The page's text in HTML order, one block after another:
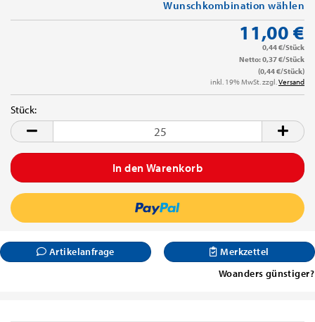
Wunschkombination wählen
11,00 €
0,44 €/Stück
Netto: 0,37 €/Stück
(0,44 €/Stück)
inkl. 19% MwSt. zzgl.Versand
Stück:
Stück
Artikelanfrage
Merkzettel
Woanders günstiger?